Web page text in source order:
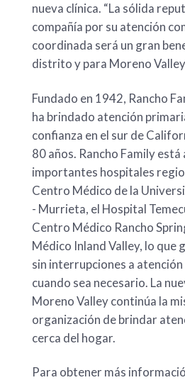
nueva clínica. “La sólida
compañía por su atención
coordinada será un gran
distrito y para Moreno Valley
Fundado en 1942, Rancho
ha brindado atención
confianza en el sur de
80 años. Rancho Family está
importantes hospitales
Centro Médico de la
- Murrieta, el Hospital
Centro Médico Rancho
Médico Inland Valley, lo que
sin interrupciones a
cuando sea necesario. La
Moreno Valley continúa la
organización de brindar
cerca del hogar.
Para obtener más